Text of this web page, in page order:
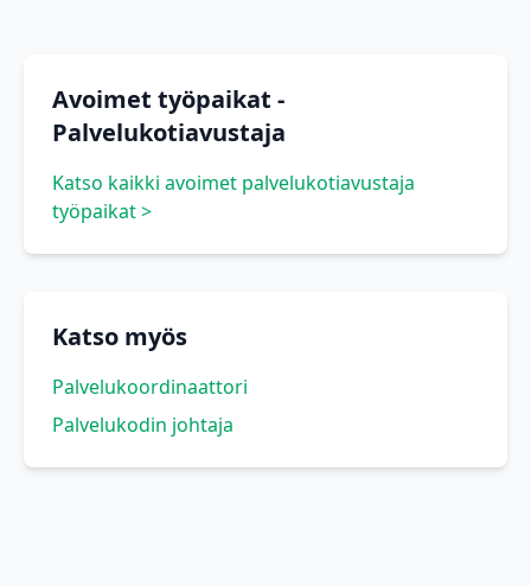
Avoimet työpaikat -
Palvelukotiavustaja
Katso kaikki avoimet palvelukotiavustaja
työpaikat >
Katso myös
Palvelukoordinaattori
Palvelukodin johtaja